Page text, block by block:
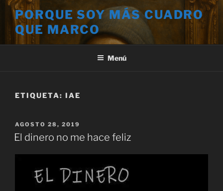
Saltar
contenido
PORQUE SOY MÁS CUADRO
QUE MARCO
Menú
ETIQUETA: IAE
PUBLICADO
EL
AGOSTO 28, 2019
El dinero no me hace feliz